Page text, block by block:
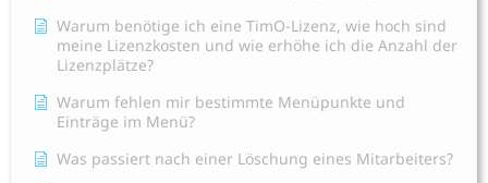
Warum benötige ich eine TimO-Lizenz, wie hoch sind
meine Lizenzkosten und wie erhöhe ich die Anzahl der
Lizenzplätze?
Warum fehlen mir bestimmte Menüpunkte und
Einträge im Menü?
Was passiert nach einer Löschung eines Mitarbeiters?